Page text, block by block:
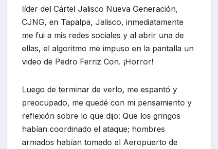
líder del Cártel Jalisco Nueva Generación,
CJNG, en Tapalpa, Jalisco, inmediatamente
me fui a mis redes sociales y al abrir una de
ellas, el algoritmo me impuso en la pantalla un
video de Pedro Ferriz Con. ¡Horror!
Luego de terminar de verlo, me espantó y
preocupado, me quedé con mi pensamiento y
reflexión sobre lo que dijo: Que los gringos
habían coordinado el ataque; hombres
armados habían tomado el Aeropuerto de